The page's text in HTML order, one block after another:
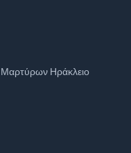
Μαρτύρων Ηράκλειο